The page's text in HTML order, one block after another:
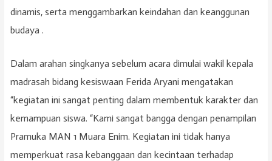
dinamis, serta menggambarkan keindahan dan keanggunan
budaya .
Dalam arahan singkanya sebelum acara dimulai wakil kepala
madrasah bidang kesiswaan Ferida Aryani mengatakan
“kegiatan ini sangat penting dalam membentuk karakter dan
kemampuan siswa. “Kami sangat bangga dengan penampilan
Pramuka MAN 1 Muara Enim. Kegiatan ini tidak hanya
memperkuat rasa kebanggaan dan kecintaan terhadap